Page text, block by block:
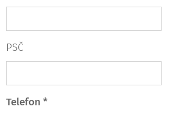
PSČ
Telefon *